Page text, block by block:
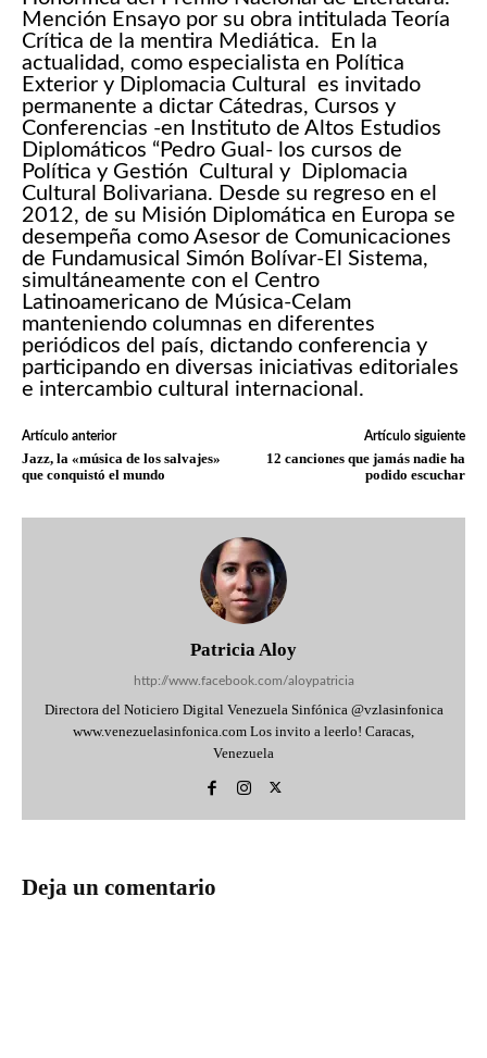
Mención Ensayo por su obra intitulada Teoría
Crítica de la mentira Mediática. En la
actualidad, como especialista en Política
Exterior y Diplomacia Cultural es invitado
permanente a dictar Cátedras, Cursos y
Conferencias -en Instituto de Altos Estudios
Diplomáticos “Pedro Gual- los cursos de
Política y Gestión Cultural y Diplomacia
Cultural Bolivariana. Desde su regreso en el
2012, de su Misión Diplomática en Europa se
desempeña como Asesor de Comunicaciones
de Fundamusical Simón Bolívar-El Sistema,
simultáneamente con el Centro
Latinoamericano de Música-Celam
manteniendo columnas en diferentes
periódicos del país, dictando conferencia y
participando en diversas iniciativas editoriales
e intercambio cultural internacional.
Artículo anterior
Jazz, la «música de los salvajes»
que conquistó el mundo
Artículo siguiente
12 canciones que jamás nadie ha
podido escuchar
Patricia Aloy
http://www.facebook.com/aloypatricia
Directora del Noticiero Digital Venezuela Sinfónica @vzlasinfonica
www.venezuelasinfonica.com Los invito a leerlo! Caracas,
Venezuela
Deja un comentario